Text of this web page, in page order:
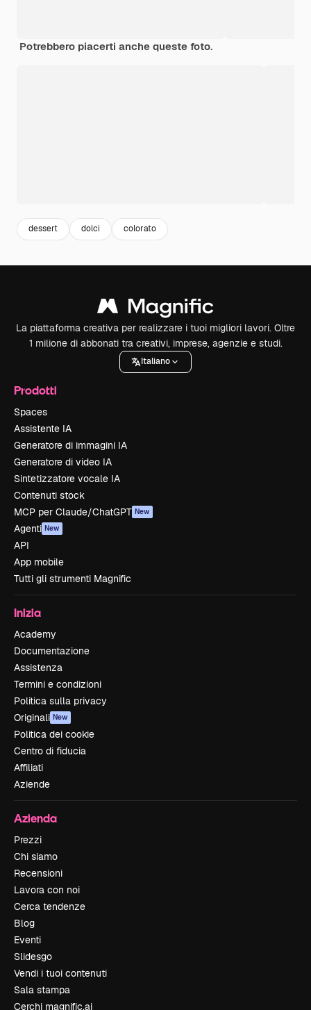
Potrebbero piacerti anche queste foto.
dessert dolci colorato
La piattaforma creativa per realizzare i tuoi migliori lavori. Oltre
1 milione di abbonati tra creativi, imprese, agenzie e studi.
Italiano
Prodotti
Spaces
Assistente IA
Generatore di immagini IA
Generatore di video IA
Sintetizzatore vocale IA
Contenuti stock
MCP per Claude/ChatGPT New
Agenti New
API
App mobile
Tutti gli strumenti Magnific
Inizia
Academy
Documentazione
Assistenza
Termini e condizioni
Politica sulla privacy
Originali New
Politica dei cookie
Centro di fiducia
Affiliati
Aziende
Azienda
Prezzi
Chi siamo
Recensioni
Lavora con noi
Cerca tendenze
Blog
Eventi
Slidesgo
Vendi i tuoi contenuti
Sala stampa
Cerchi magnific.ai